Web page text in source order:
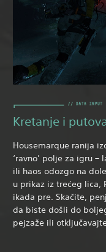
Kretanje i
Housemarque ranija
‘ravno’ polje za igru
ili haos odozgo na
u prikaz iz trećeg lica,
ikada pre. Skačite,
da biste došli do
pejzaže ili